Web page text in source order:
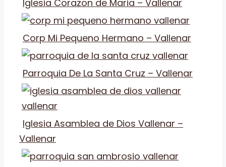
Iglesia Corazon de Maria – Vallenar
Corp Mi Pequeno Hermano – Vallenar
Parroquia De La Santa Cruz – Vallenar
Iglesia Asamblea de Dios Vallenar –
Vallenar